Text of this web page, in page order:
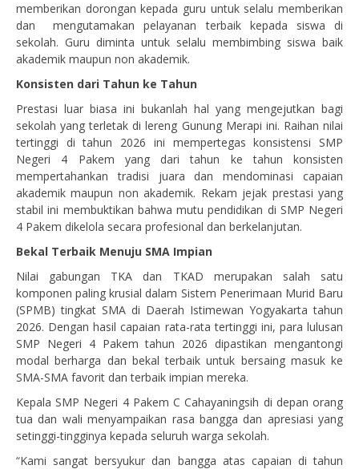
memberikan dorongan kepada guru untuk selalu memberikan
dan mengutamakan pelayanan terbaik kepada siswa di
sekolah. Guru diminta untuk selalu membimbing siswa baik
akademik maupun non akademik.
Konsisten dari Tahun ke Tahun
Prestasi luar biasa ini bukanlah hal yang mengejutkan bagi
sekolah yang terletak di lereng Gunung Merapi ini. Raihan nilai
tertinggi di tahun 2026 ini mempertegas konsistensi SMP
Negeri 4 Pakem yang dari tahun ke tahun konsisten
mempertahankan tradisi juara dan mendominasi capaian
akademik maupun non akademik. Rekam jejak prestasi yang
stabil ini membuktikan bahwa mutu pendidikan di SMP Negeri
4 Pakem dikelola secara profesional dan berkelanjutan.
Bekal Terbaik Menuju SMA Impian
Nilai gabungan TKA dan TKAD merupakan salah satu
komponen paling krusial dalam Sistem Penerimaan Murid Baru
(SPMB) tingkat SMA di Daerah Istimewan Yogyakarta tahun
2026. Dengan hasil capaian rata-rata tertinggi ini, para lulusan
SMP Negeri 4 Pakem tahun 2026 dipastikan mengantongi
modal berharga dan bekal terbaik untuk bersaing masuk ke
SMA-SMA favorit dan terbaik impian mereka.
Kepala SMP Negeri 4 Pakem C Cahayaningsih di depan orang
tua dan wali menyampaikan rasa bangga dan apresiasi yang
setinggi-tingginya kepada seluruh warga sekolah.
“Kami sangat bersyukur dan bangga atas capaian di tahun